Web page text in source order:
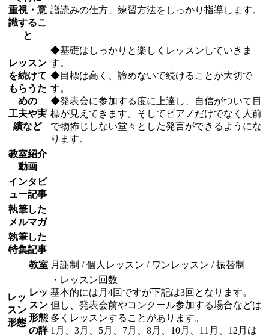
重視・意
識するこ
と
譜読みの仕方、練習方法をしっかり指導します。
レッスン
を続けて
もらうた
めの
工夫や実
績など
◆基礎はしっかりと楽しくレッスンしていきま
す。
◆目標は高く、諦めないで続けることが大切で
す。
◆発表会に参加する度に上達し、自信がついて目
標が見えてきます。そしてピアノだけでなく人前
で物怖じしない堂々とした発言ができるようにな
ります。
教室紹介
動画
インタビ
ュー記事
執筆した
メルマガ
執筆した
特集記事
レッ
スン
形態
教室 月謝制 / 個人レッスン / ワンレッスン / 振替制
レッ
スン
形態
の詳
・レッスン回数
基本的には月4回ですが下記は3回となります。
但し、発表会前やコンクール参加する場合などは
多くレッスンすることがあります。
1月、3月、5月、7月、8月、10月、11月、12月は